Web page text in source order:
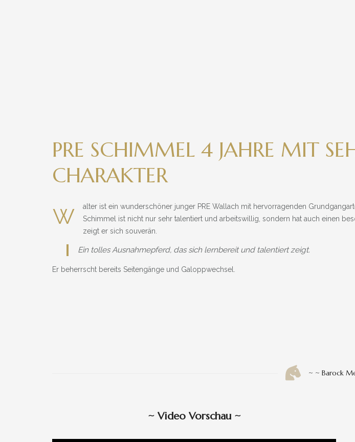
PRE SCHIMMEL 4 JAHRE MIT
CHARAKTER
W
alter ist ein wunderschöner junger PRE Wallach mit hervorragenden
Schimmel ist nicht nur sehr talentiert und arbeitswillig, sondern hat auch einen
zeigt er sich souverän.
Ein tolles Ausnahmepferd, das sich lernbereit und talentiert zeigt.
Er beherrscht bereits Seitengänge und Galoppwechsel.
~ ~ Barock
~Video Vorschau ~